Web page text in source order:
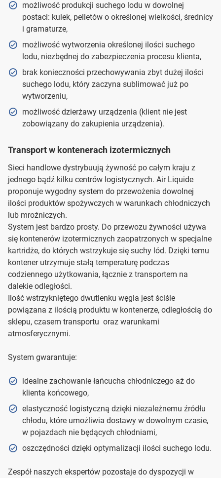
możliwość produkcji suchego lodu w dowolnej
postaci: kulek, pelletów o określonej wielkości, średnicy
i gramaturze,
możliwość wytworzenia określonej ilości suchego
lodu, niezbędnej do zabezpieczenia procesu klienta,
brak konieczności przechowywania zbyt dużej ilości
suchego lodu, który zaczyna sublimować już po
wytworzeniu,
możliwość dzierżawy urządzenia (klient nie jest
zobowiązany do zakupienia urządzenia).
Transport w kontenerach izotermicznych
Sieci handlowe dystrybuują żywność po całym kraju z
jednego bądź kilku centrów logistycznych. Air Liquide
proponuje wygodny system do przewożenia dowolnej
ilości produktów spożywczych w warunkach chłodniczych
lub mroźniczych.
System jest bardzo prosty. Do przewozu żywności używa
się kontenerów izotermicznych zaopatrzonych w specjalne
kartridże, do których wstrzykuje się suchy lód. Dzięki temu
kontener utrzymuje stałą temperaturę podczas
codziennego użytkowania, łącznie z transportem na
dalekie odległości.
Ilość wstrzykniętego dwutlenku węgla jest ściśle
powiązana z ilością produktu w kontenerze, odległością do
sklepu, czasem transportu oraz warunkami
atmosferycznymi.
System gwarantuje:
idealne zachowanie łańcucha chłodniczego aż do
klienta końcowego,
elastyczność logistyczną dzięki niezależnemu źródłu
chłodu, które umożliwia dostawy w dowolnym czasie,
w pojazdach nie będących chłodniami,
oszczędności dzięki optymalizacji ilości suchego lodu.
Zespół naszych ekspertów pozostaje do dyspozycji w